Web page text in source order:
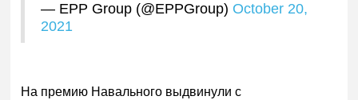
— EPP Group (@EPPGroup) October 20,
2021
На премию Навального выдвинули с